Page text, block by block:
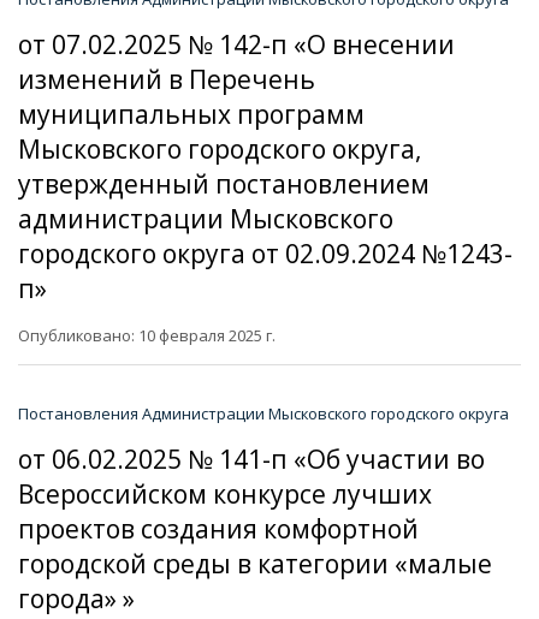
от 07.02.2025 № 142-п «О внесении
изменений в Перечень
муниципальных программ
Мысковского городского округа,
утвержденный постановлением
администрации Мысковского
городского округа от 02.09.2024 №1243-
п»
Опубликовано: 10 февраля 2025 г.
Постановления Администрации Мысковского городского округа
от 06.02.2025 № 141-п «Об участии во
Всероссийском конкурсе лучших
проектов создания комфортной
городской среды в категории «малые
города» »